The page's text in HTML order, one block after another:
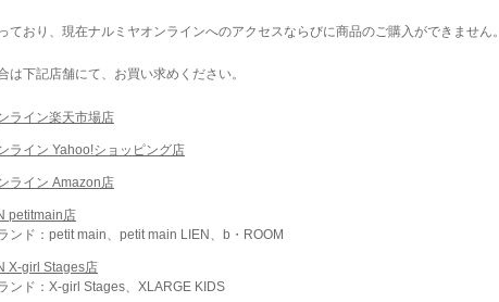
ており、現在ナルミヤオンラインへのアクセスならびに商品のご購入ができません。
は下記店舗にて、お買い求めください。
ライン楽天市場店
ライン Yahoo!ショッピング店
ライン Amazon店
petitmain店
ンド：petit main、petit main LIEN、b・ROOM
X-girl Stages店
ンド：X-girl Stages、XLARGE KIDS